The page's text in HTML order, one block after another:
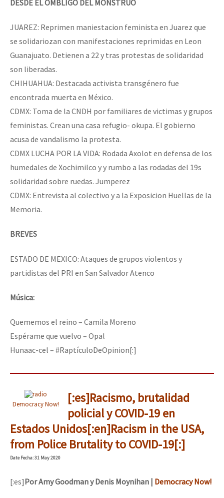
DESDE EL OMBLIGO DEL MONSTRUO
JUAREZ: Reprimen maniestacion feminista en Juarez que
se solidariozan con manifestaciones reprimidas en Leon
Guanajuato. Detienen a 22 y tras protestas de solidaridad
son liberadas.
CHIHUAHUA: Destacada activista transgénero fue
encontrada muerta en México.
CDMX: Toma de la CNDH por familiares de victimas y grupos
feministas. Crean una casa refugio- okupa. El gobierno
acusa de vandalismo la protesta.
CDMX LUCHA POR LA VIDA: Rodada Axolot en defensa de los
humedales de Xochimilco y y rumbo a las rodadas del 19s
solidaridad sobre ruedas. Jumperez
CDMX: Entrevista al colectivo y a la Exposicion Huellas de la
Memoria.
BREVES
ESTADO DE MEXICO: Ataques de grupos violentos y
partidistas del PRI en San Salvador Atenco
Música:
Quememos el reino – Camila Moreno
Espérame que vuelvo – Opal
Hunaac-cel – #RaptículoDeOpinion[:]
Democracy Now!
[:es]Racismo, brutalidad
policial y COVID-19 en
Estados Unidos[:en]Racism in the USA,
from Police Brutality to COVID-19[:]
DateFecha: 31 May 2020
[:es]Por Amy Goodman y Denis Moynihan | Democracy Now!